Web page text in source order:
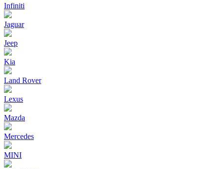
Infiniti
Jaguar
Jeep
Kia
Land Rover
Lexus
Mazda
Mercedes
MINI